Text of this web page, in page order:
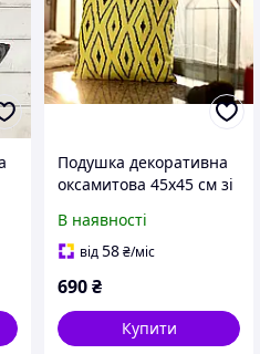
Подушка декоративна
оксамитова 45х45 см зі
на блискавці з жовтим
геометричним
В наявності
від58₴/міс
690₴
Купити